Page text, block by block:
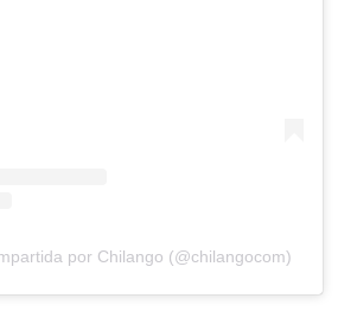
por Chilango (@chilangocom)